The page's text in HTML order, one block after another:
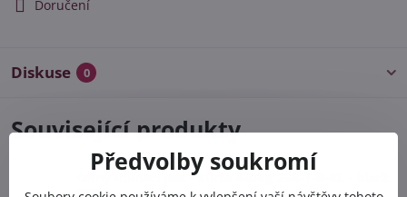
Doručení
Diskuse 0
Související produkty
černý upínací pás - kurta 450kg 25A-1-B-KL - black
Předvolby soukromí